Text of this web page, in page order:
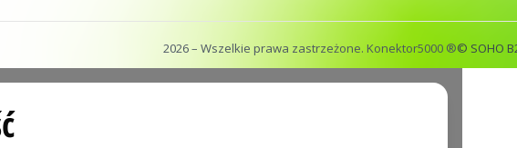
2026– Wszelkie prawa zastrzeżone. Konektor5000 ®© SOHO